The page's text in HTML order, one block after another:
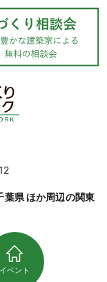
葉県 ほか周辺の関東
イベント